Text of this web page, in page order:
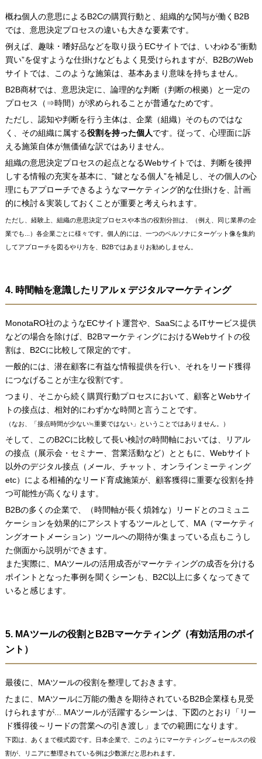
概ね個人の意思によるB2Cの購買行動と、組織的な関与が働くB2B
では、意思決定プロセスの違いも大きな要素です。
例えば、趣味・嗜好品などを取り扱うECサイトでは、いわゆる“衝動
買い”を促すような仕掛けなどもよく見受けられますが、B2BのWeb
サイトでは、このような施策は、基本あまり意味を持ちません。
B2B商材では、意思決定に、論理的な判断（判断の根拠）と一定の
プロセス（⇒時間）が求められることが普通なためです。
ただし、認知や判断を行う主体は、企業（組織）そのものではな
く、その組織に属する役割を持った個人です。従って、心理面に訴
える施策自体が無価値な訳ではありません。
組織の意思決定プロセスの起点となるWebサイトでは、判断を後押
しする情報の充実を基本に、"鍵となる個人”を補足し、その個人の心
理にもアプローチできるようなマーケティング的な仕掛けを、計画
的に検討＆実装しておくことが重要と考えられます。
ただし、経験上、組織の意思決定プロセスや本当の役割分担は、（例え、同じ業界の企
業でも...）各企業ごとに様々です。個人的には、一つのペルソナにターゲット像を集約
してアプローチを図るやり方を、B2Bではあまりお勧めしません。
4. 時間軸を意識したリアル x デジタルマーケティング
MonotaRO社のようなECサイト運営や、SaaSによるITサービス提供
などの場合を除けば、B2BマーケティングにおけるWebサイトの役
割は、B2Cに比較して限定的です。
一般的には、潜在顧客に有益な情報提供を行い、それをリード獲得
につなげることが主な役割です。
つまり、そこから続く購買行動プロセスにおいて、顧客とWebサイ
トの接点は、相対的にわずかな時間と言うことです。
（なお、「接点時間が少ない≒重要ではない」ということではありません。）
そして、このB2Cに比較して長い検討の時間軸においては、リアル
の接点（展示会・セミナー、営業活動など）とともに、Webサイト
以外のデジタル接点（メール、チャット、オンラインミーティング
etc）による相補的なリード育成施策が、顧客獲得に重要な役割を持
つ可能性が高くなります。
B2Bの多くの企業で、（時間軸が長く煩雑な）リードとのコミュニ
ケーションを効果的にアシストするツールとして、MA（マーケティ
ングオートメーション）ツールへの期待が集まっている点もこうし
た側面から説明ができます。
また実際に、MAツールの活用成否がマーケティングの成否を分ける
ポイントとなった事例を聞くシーンも、B2C以上に多くなってきて
いると感じます。
5. MAツールの役割とB2Bマーケティング（有効活用のポイ
ント）
最後に、MAツールの役割を整理しておきます。
たまに、MAツールに万能の働きを期待されているB2B企業様も見受
けられますが... MAツールが活躍するシーンは、下図のとおり「リー
ド獲得後～リードの営業への引き渡し」までの範囲になります。
下図は、あくまで模式図です。日本企業で、このようにマーケティング→セールスの役
割が、リニアに整理されている例は少数派だと思われます。